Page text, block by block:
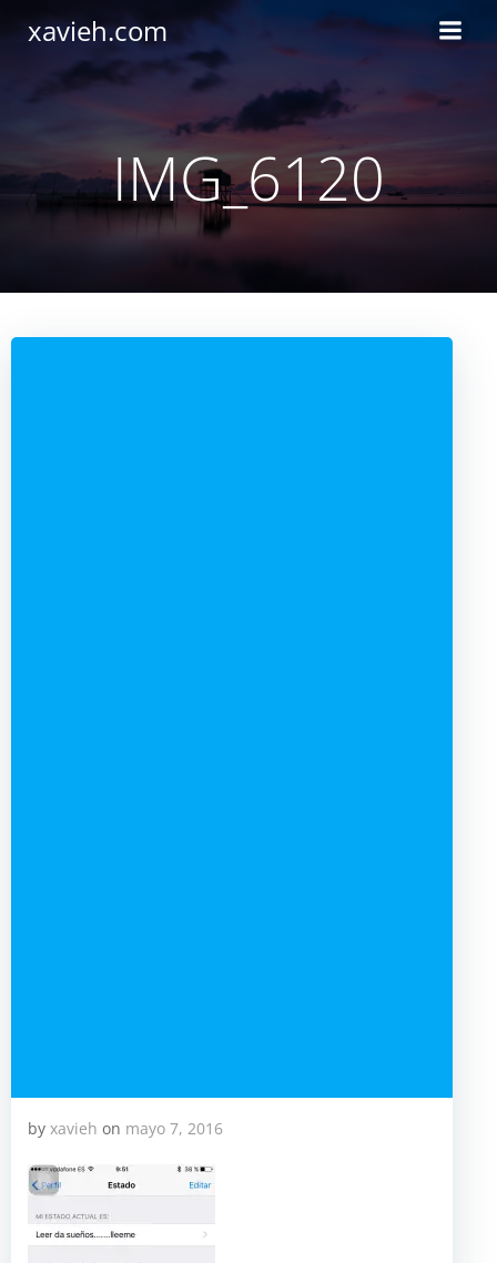
xavieh.com
IMG_6120
by xavieh on mayo 7, 2016